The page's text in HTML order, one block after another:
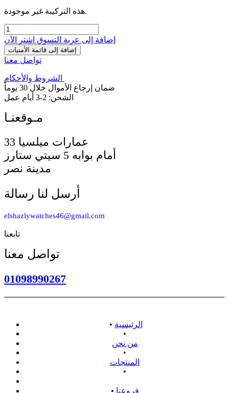
هذه التركيبة غير موجودة.
إضافة إلى عربة التسوق اشترِ الآن
إضافة إلى قائمة الأمنيات
تواصل معنا
الشروط والأحكام
ضمان إرجاع الأموال خلال 30 يوماً
الشحن: 2-3 أيام عمل
أمام بوابه 5 سيتي ستارز
مدينة نصر
أرسل لنا رسالة
elshazlywatches46@gmail.com
تابعنا
تواصل معنا
01098990267
• الرئيسية
•
من نحن
•
المنتجات
•
• فروعنا